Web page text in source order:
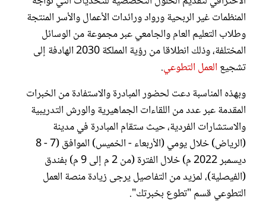
المنظمات غير الربحية ورواد ورائدات الأعمال والأسر المنتجة
وطلاب التعليم العام والجامعي عبر مجموعة من الوسائل
المختلفة، وذلك انطلاقا من رؤية المملكة 2030 الهادفة إلى
تشجيع العمل التطوعي.
وبهذه المناسبة دعت لحضور المبادرة والاستفادة من الخبرات
المقدمة عبر عدد من اللقاءات الجماهيرية والورش التدريبية
والاستشارات الفردية، حيث ستقام المبادرة في مدينة
(الرياض) خلال يومي (الأربعاء - الخميس) الموافق (7 - 8
ديسمبر 2022 م) خلال الفترة (من 2 م إلى 9 م) بفندق
(الفيصلية)، لمزيد من التفاصيل يرجى زيادة منصة العمل
التطوعي قسم "تطوع بخبرتك".
مجلة سيدتي